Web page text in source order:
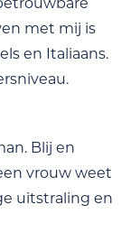
met mij is
en Italiaans.
Blij en
vrouw weet
uitstraling en